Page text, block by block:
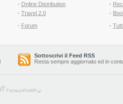
- Online Distribution
- Travel 2.0
- Forum
-
-
-
Sottoscrivi il Feed RSS
Resta sempre aggiornato ed in